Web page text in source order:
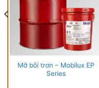
Mỡ bôi trơn – Mobilux EP
Series